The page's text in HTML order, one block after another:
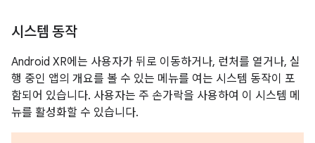
시스템 동작
Android XR에는 사용자가 뒤로 이동하거나, 런처를 열거나, 실
행 중인 앱의 개요를 볼 수 있는 메뉴를 여는 시스템 동작이 포
함되어 있습니다. 사용자는 주 손가락을 사용하여 이 시스템 메
뉴를 활성화할 수 있습니다.